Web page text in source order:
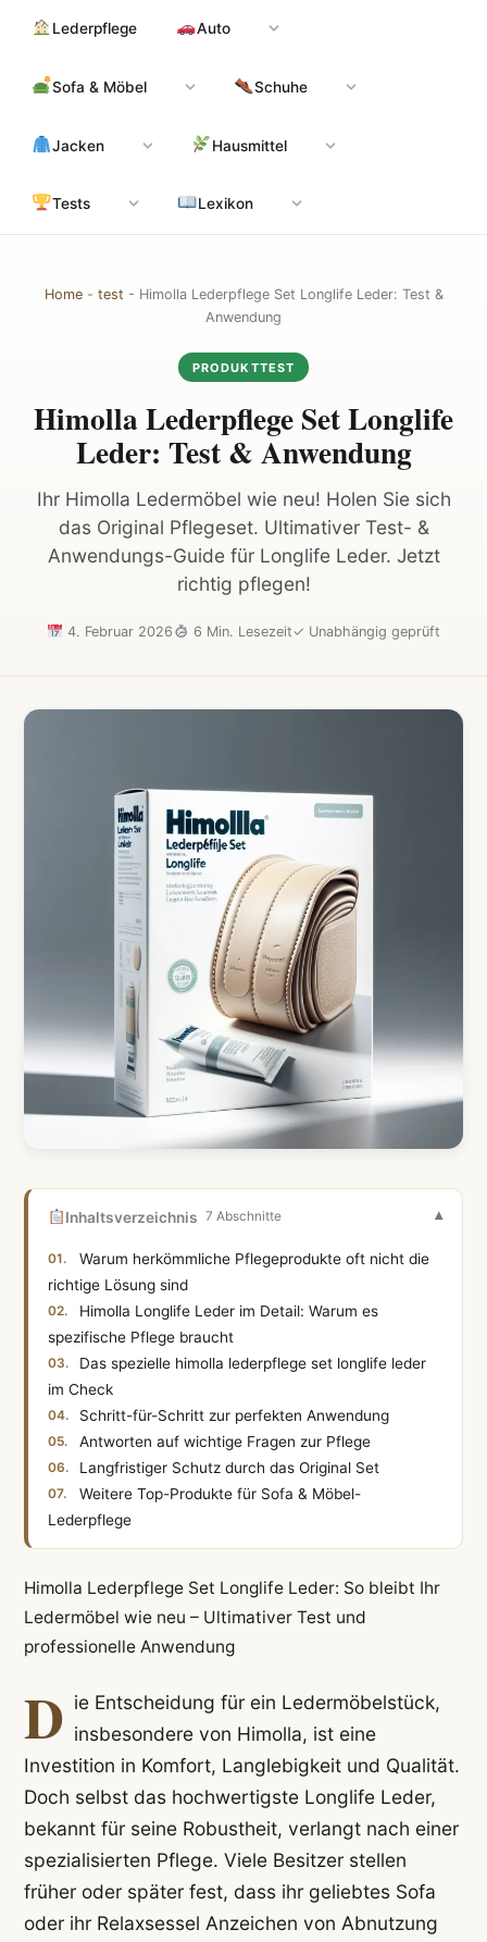
Inhalt
Lederpflege Auto
Sofa & Möbel Schuhe
Jacken Hausmittel
Tests Lexikon
Home- test - Himolla Lederpflege Set Longlife Leder: Test &
Anwendung
PRODUKTTEST
Himolla Lederpflege Set Longlife
Leder: Test & Anwendung
Ihr Himolla Ledermöbel wie neu! Holen Sie sich
das Original Pflegeset. Ultimativer Test- &
Anwendungs-Guide für Longlife Leder. Jetzt
richtig pflegen!
4. Februar 2026 6 Min. Lesezeit✓ Unabhängig geprüft
Inhaltsverzeichnis 7 Abschnitte
Warum herkömmliche Pflegeprodukte oft nicht die
richtige Lösung sind
Himolla Longlife Leder im Detail: Warum es
spezifische Pflege braucht
Das spezielle himolla lederpflege set longlife leder
im Check
Schritt-für-Schritt zur perfekten Anwendung
Antworten auf wichtige Fragen zur Pflege
Langfristiger Schutz durch das Original Set
Weitere Top-Produkte für Sofa & Möbel-
Lederpflege
Himolla Lederpflege Set Longlife Leder: So bleibt Ihr
Ledermöbel wie neu – Ultimativer Test und
professionelle Anwendung
D ie Entscheidung für ein Ledermöbelstück,
insbesondere von Himolla, ist eine
Investition in Komfort, Langlebigkeit und Qualität.
Doch selbst das hochwertigste Longlife Leder,
bekannt für seine Robustheit, verlangt nach einer
spezialisierten Pflege. Viele Besitzer stellen
früher oder später fest, dass ihr geliebtes Sofa
oder ihr Relaxsessel Anzeichen von Abnutzung